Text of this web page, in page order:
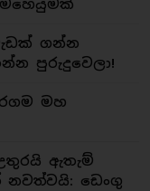
ගන්න
පුරුදුවෙලා!
මහ
ඇතැම්
නවත්වයි: ඩෙංගු